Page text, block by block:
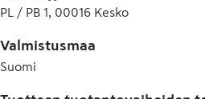
PL / PB 1, 00016 Kesko
Valmistusmaa
Suomi